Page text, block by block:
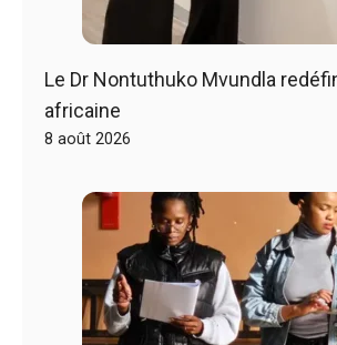
Le Dr Nontuthuko Mvundla
africaine
8 août 2026